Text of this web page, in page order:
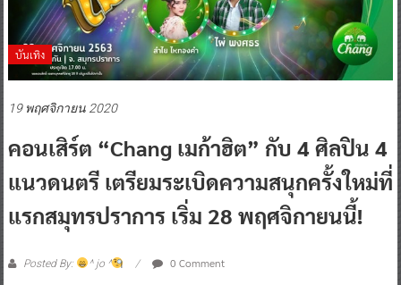
บันเทิง
19 พฤศจิกายน 2020
คอนเสิร์ต “Chang เมก้าฮิต” กับ 4 ศิลปิน 4
แนวดนตรี เตรียมระเบิดความสนุกครั้งใหม่ที่
แรกสมุทรปราการ เริ่ม 28 พฤศจิกายนนี้!
Posted By: ^ jo ^ 0 Comment